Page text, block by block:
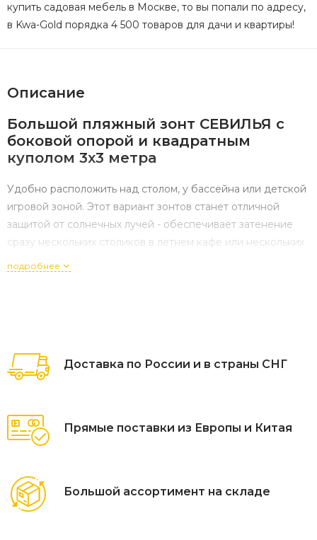
купить садовая мебель в Москве, то вы попали по адресу,
в Kwa-Gold порядка 4 500 товаров для дачи и квартиры!
Описание
Большой пляжный зонт СЕВИЛЬЯ с
боковой опорой и квадратным
куполом 3х3 метра
Удобно расположить над столом, у бассейна или детской
игровой зоной. Этот вариант зонтов станет отличной
защитой от солнечных лучей - обеспечивает затенение
сразу нескольких столиков в летнем кафе или нескольких
шезлонгов на пляже, украшает и приносит эстетическое
или пляжа. Благодаря боковому расположению стойки
под куполом можно установить любую
стульями.
В конструкции использованы 8 металлических спиц
подробнее
Доставка по России и в страны СНГ
Прямые поставки из Европы и Китая
Большой ассортимент на складе